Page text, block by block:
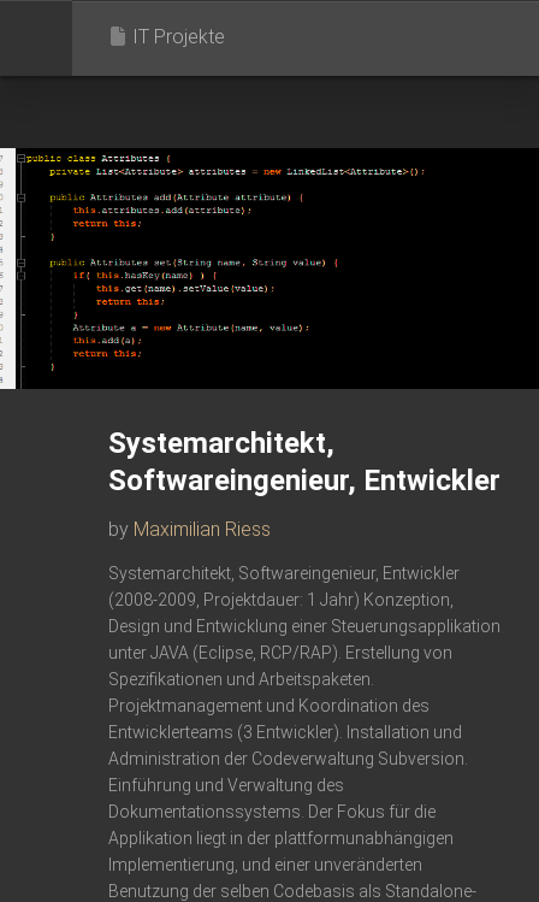
IT Projekte
Systemarchitekt,
Softwareingenieur, Entwickler
by Maximilian Riess
Systemarchitekt, Softwareingenieur, Entwickler
(2008-2009, Projektdauer: 1 Jahr) Konzeption,
Design und Entwicklung einer Steuerungsapplikation
unter JAVA (Eclipse, RCP/RAP). Erstellung von
Spezifikationen und Arbeitspaketen.
Projektmanagement und Koordination des
Entwicklerteams (3 Entwickler). Installation und
Administration der Codeverwaltung Subversion.
Einführung und Verwaltung des
Dokumentationssystems. Der Fokus für die
Applikation liegt in der plattformunabhängigen
Implementierung, und einer unveränderten
Benutzung der selben Codebasis als Standalone-